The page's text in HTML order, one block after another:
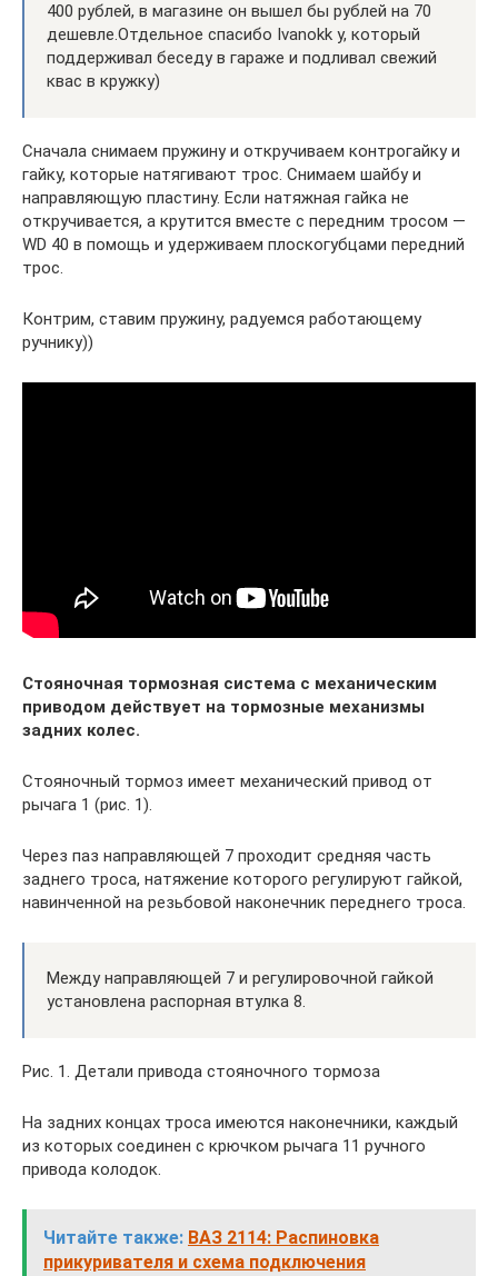
400 рублей, в магазине он вышел бы рублей на 70
дешевле.Отдельное спасибо Ivanokk у, который
поддерживал беседу в гараже и подливал свежий
квас в кружку)
Сначала снимаем пружину и откручиваем контрогайку и
гайку, которые натягивают трос. Снимаем шайбу и
направляющую пластину. Если натяжная гайка не
откручивается, а крутится вместе с передним тросом —
WD 40 в помощь и удерживаем плоскогубцами передний
трос.
Контрим, ставим пружину, радуемся работающему
ручнику))
Стояночная тормозная система с механическим
приводом действует на тормозные механизмы
задних колес.
Стояночный тормоз имеет механический привод от
рычага 1 (рис. 1).
Через паз направляющей 7 проходит средняя часть
заднего троса, натяжение которого регулируют гайкой,
навинченной на резьбовой наконечник переднего троса.
Между направляющей 7 и регулировочной гайкой
установлена распорная втулка 8.
Рис. 1. Детали привода стояночного тормоза
На задних концах троса имеются наконечники, каждый
из которых соединен с крючком рычага 11 ручного
привода колодок.
Читайте также: ВАЗ 2114: Распиновка
прикуривателя и схема подключения